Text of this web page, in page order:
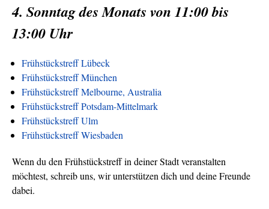
4. Sonntag des Monats von 11:00 bis
13:00 Uhr
Frühstückstreff Lübeck
Frühstückstreff München
Frühstückstreff Melbourne, Australia
Frühstückstreff Potsdam-Mittelmark
Frühstückstreff Ulm
Frühstückstreff Wiesbaden
Wenn du den Frühstückstreff in deiner Stadt veranstalten
möchtest, schreib uns, wir unterstützen dich und deine Freunde
dabei.